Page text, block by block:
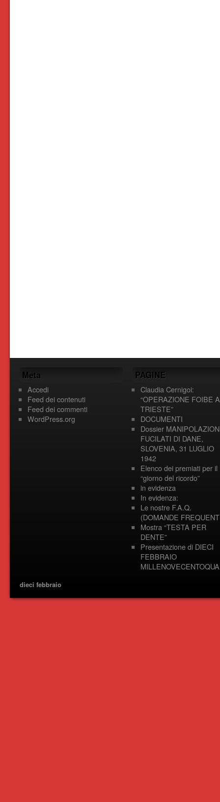
Meta
Accedi
Feed dei contenuti
Feed dei commenti
WordPress.org
PAGINE
Claudia Cernigoi:
“OPERAZIONE FOIBE A
TRIESTE”
DOCUMENTI
Dossier
FUCILATI DI DANE,
SLOVENIA, 31 LUGLIO
1942
Elenco dei premiati per il
“giorno del ricordo”
in evidenza
In evidenza:
Le nostre F.A.Q.
(DOMANDE
Mostra “TESTA PER
DENTE”
Presentazione di DIECI
FEBBRAIO
dieci febbraio